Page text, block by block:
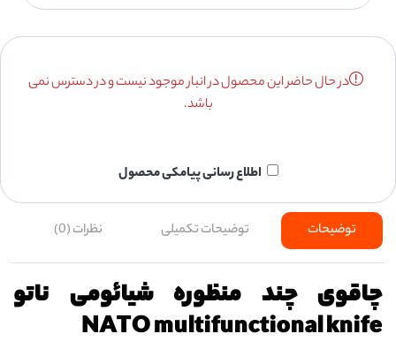
در حال حاضر این محصول در انبار موجود نیست و در دسترس نمی
باشد.
اطلاع رسانی پیامکی محصول
توضیحات توضیحات تکمیلی نظرات (0)
چاقوی چند منظوره شیائومی ناتو
NATO multifunctional knife